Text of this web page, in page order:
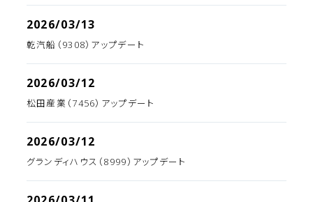
2026/03/13
乾汽船（9308）アップデート
2026/03/12
松田産業（7456）アップデート
2026/03/12
グランディハウス（8999）アップデート